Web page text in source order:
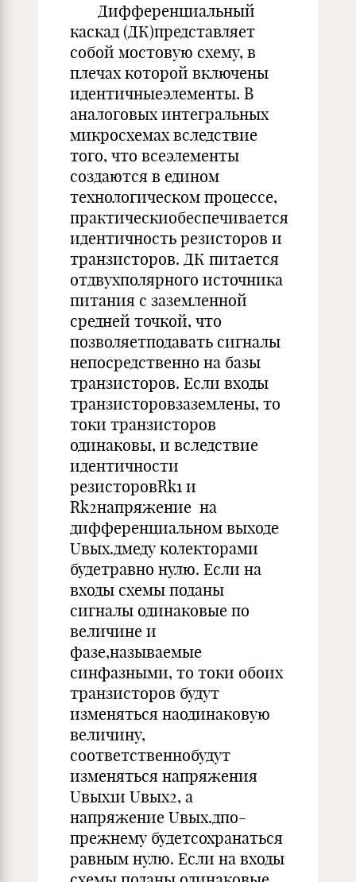
Дифференциальный
каскад (ДК)представляет
собой мостовую схему, в
плечах которой включены
идентичныеэлементы. В
аналоговых интегральных
микросхемах вследствие
того, что всеэлементы
создаются в едином
технологическом процессе,
практическиобеспечивается
идентичность резисторов и
транзисторов. ДК питается
отдвухполярного источника
питания с заземленной
средней точкой, что
позволяетподавать сигналы
непосредственно на базы
транзисторов. Если входы
транзисторовзаземлены, то
токи транзисторов
одинаковы, и вследствие
идентичности
резисторовRk1 и
Rk2напряжение на
дифференциальном выходе
Uвых.дмеду колекторами
будетравно нулю. Если на
входы схемы поданы
сигналы одинаковые по
величине и
фазе,называемые
синфазными, то токи обоих
транзисторов будут
изменяться наодинаковую
величину,
соответственнобудут
изменяться напряжения
Uвых1и Uвых2, а
напряжение Uвых.дпо-
прежнему будетсохранаться
равным нулю. Если на входы